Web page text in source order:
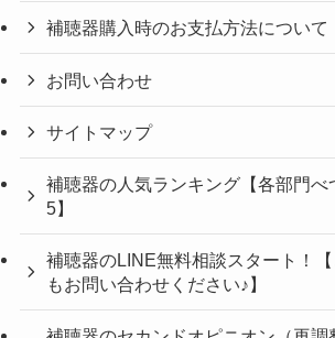
補聴器購入時のお支払方法について
お問い合わせ
サイトマップ
補聴器の人気ランキング【各部門べ
5】
補聴器のLINE無料相談スタート！
もお問い合わせください♪】